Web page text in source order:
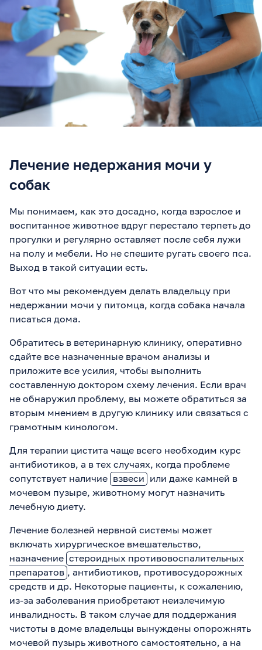
Лечение недержания мочи у
собак
Мы понимаем, как это досадно, когда взрослое и
воспитанное животное вдруг перестало терпеть до
прогулки и регулярно оставляет после себя лужи
на полу и мебели. Но не спешите ругать своего пса.
Выход в такой ситуации есть.
Вот что мы рекомендуем делать владельцу при
недержании мочи у питомца, когда собака начала
писаться дома.
Обратитесь в ветеринарную клинику, оперативно
сдайте все назначенные врачом анализы и
приложите все усилия, чтобы выполнить
составленную доктором схему лечения. Если врач
не обнаружил проблему, вы можете обратиться за
вторым мнением в другую клинику или связаться с
грамотным кинологом.
Для терапии цистита чаще всего необходим курс
антибиотиков, а в тех случаях, когда проблеме
сопутствует наличие взвеси или даже камней в
мочевом пузыре, животному могут назначить
лечебную диету.
Лечение болезней нервной системы может
включать хирургическое вмешательство,
назначение стероидных противовоспалительных
препаратов , антибиотиков, противосудорожных
средств и др. Некоторые пациенты, к сожалению,
из-за заболевания приобретают неизлечимую
инвалидность. В таком случае для поддержания
чистоты в доме владельцы вынуждены опорожнять
мочевой пузырь животного самостоятельно, а на